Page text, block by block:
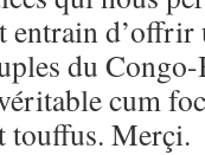
entrain
du
cum
touffus. Merçi.